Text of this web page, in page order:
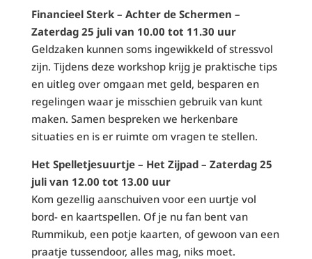
Financieel Sterk – Achter de Schermen –
Zaterdag 25 juli van 10.00 tot 11.30 uur
Geldzaken kunnen soms ingewikkeld of stressvol
zijn. Tijdens deze workshop krijg je praktische tips
en uitleg over omgaan met geld, besparen en
regelingen waar je misschien gebruik van kunt
maken. Samen bespreken we herkenbare
situaties en is er ruimte om vragen te stellen.
Het Spelletjesuurtje – Het Zijpad – Zaterdag 25
juli van 12.00 tot 13.00 uur
Kom gezellig aanschuiven voor een uurtje vol
bord- en kaartspellen. Of je nu fan bent van
Rummikub, een potje kaarten, of gewoon van een
praatje tussendoor, alles mag, niks moet.